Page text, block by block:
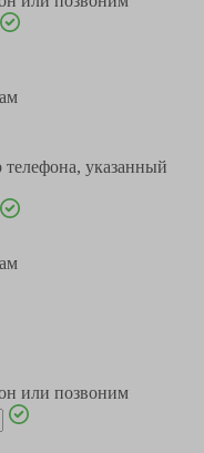
телефона, указанный
или позвоним